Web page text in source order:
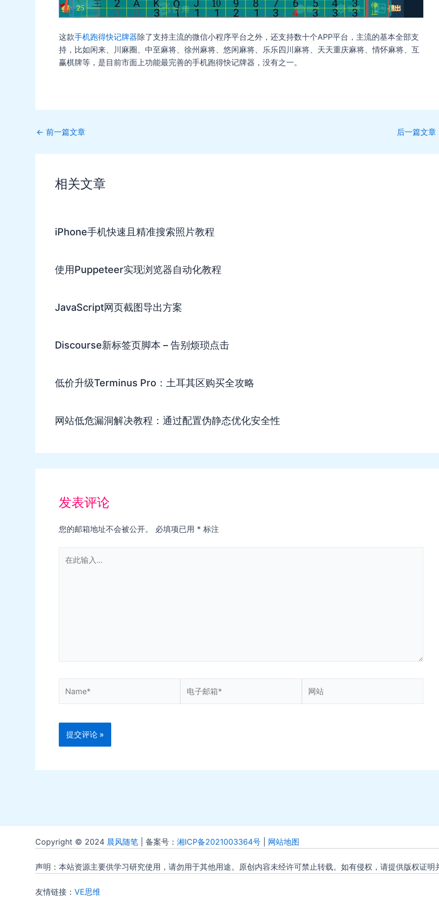
这款手机跑得快记牌器除了支持主流的微信小程序平台之外，还支持数十个APP平台，主流的基本全部支
持，比如闲来、川麻圈、中至麻将、徐州麻将、悠闲麻将、乐乐四川麻将、天天重庆麻将、情怀麻将、互
赢棋牌等，是目前市面上功能最完善的手机跑得快记牌器，没有之一。
Post
← 前一篇文章 后一篇文章
相关文章
iPhone手机快速且精准搜索照片教程
使用Puppeteer实现浏览器自动化教程
JavaScript网页截图导出方案
Discourse新标签页脚本 – 告别烦琐点击
低价升级Terminus Pro：土耳其区购买全攻略
网站低危漏洞解决教程：通过配置伪静态优化安全性
发表评论
您的邮箱地址不会被公开。 必填项已用 * 标注
子
站
Copyright © 2024 晨风随笔 | 备案号： 湘ICP备2021003364号 网站地图
声明：本站资源主要供学习研究使用，请勿用于其他用途。原创内容未经许可禁止转载。如有侵权，请提供版权证明
友情链接： VE思维